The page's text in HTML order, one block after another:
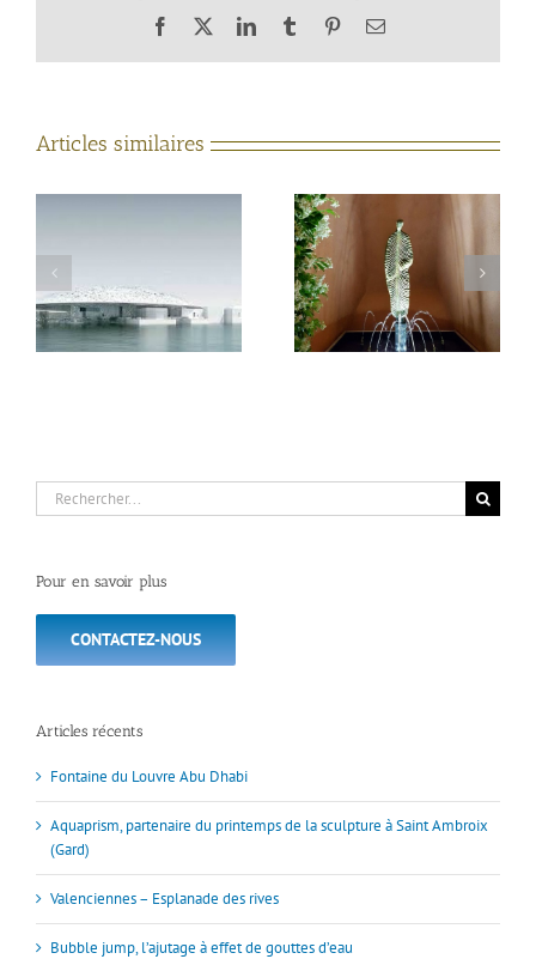
Facebook LinkedInTumblr PinterestEmail
Articles similaires
du printemps de la
sculpture à Saint
Ambroix (Gard)
Valenciennes –
Esplanade des rives
Rechercher:
Pour en savoir plus
CONTACTEZ-NOUS
Articles récents
Fontaine du Louvre Abu Dhabi
Aquaprism, partenaire du printemps de la sculpture à Saint Ambroix
(Gard)
Valenciennes – Esplanade des rives
Bubble jump, l’ajutage à effet de gouttes d’eau